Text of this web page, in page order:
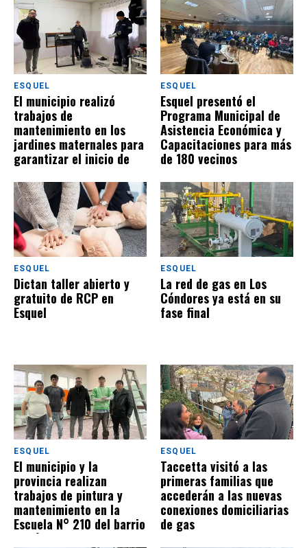
ESQUEL
El municipio realizó
trabajos de
mantenimiento en los
jardines maternales para
garantizar el inicio de
ESQUEL
Esquel presentó el
Programa Municipal de
Asistencia Económica y
Capacitaciones para más
de 180 vecinos
ESQUEL
Dictan taller abierto y
gratuito de RCP en
Esquel
ESQUEL
La red de gas en Los
Cóndores ya está en su
fase final
ESQUEL
El municipio y la
provincia realizan
trabajos de pintura y
mantenimiento en la
Escuela N° 210 del barrio
Badén
ESQUEL
Taccetta visitó a las
primeras familias que
accederán a las nuevas
conexiones domiciliarias
de gas